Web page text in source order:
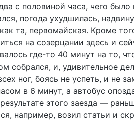
с половиной часа, чего было
погода ухудшилась,
та, первомайская. Кроме
на созерцании здесь и
где-то 40 минут на то,
собрался, и, удивительное
ног, боясь не успеть, и не
в 6 минут, а автобус
этого заезда —
например, возил статьи и